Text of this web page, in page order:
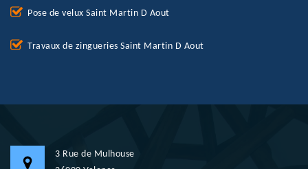
Pose de velux Saint Martin D Aout
Travaux de zingueries Saint Martin D Aout
3 Rue de Mulhouse